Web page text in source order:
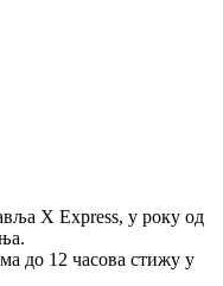
X Express, у року од
до 12 часова стижу у